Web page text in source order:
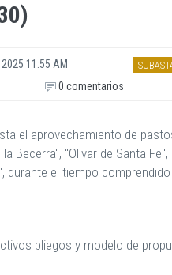
11:55 AM
0 comentarios
el aprovechamiento de
la Becerra", "Olivar de Santa
durante el tiempo
pliegos y modelo de